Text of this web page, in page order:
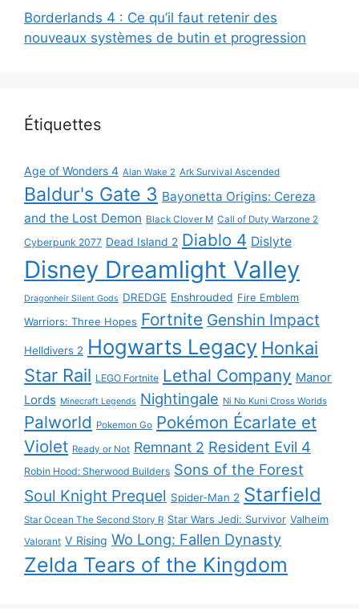
Borderlands 4 : Ce qu’il faut retenir des
nouveaux systèmes de butin et progression
Étiquettes
Age of Wonders 4 Alan Wake 2 Ark Survival Ascended
Baldur's Gate 3 Bayonetta Origins: Cereza
and the Lost Demon Black Clover M Call of Duty Warzone 2
Cyberpunk 2077 Dead Island 2 Diablo 4 Dislyte
Disney Dreamlight Valley
Dragonheir Silent Gods DREDGE Enshrouded Fire Emblem
Warriors: Three Hopes Fortnite Genshin Impact
Helldivers 2 Hogwarts Legacy Honkai
Star Rail LEGO Fortnite Lethal Company Manor
Lords Minecraft Legends Nightingale Ni No Kuni Cross Worlds
Palworld Pokemon Go Pokémon Écarlate et
Violet Ready or Not Remnant 2 Resident Evil 4
Robin Hood: Sherwood Builders Sons of the Forest
Soul Knight Prequel Spider-Man 2 Starfield
Star Ocean The Second Story R Star Wars Jedi: Survivor Valheim
Valorant V Rising Wo Long: Fallen Dynasty
Zelda Tears of the Kingdom